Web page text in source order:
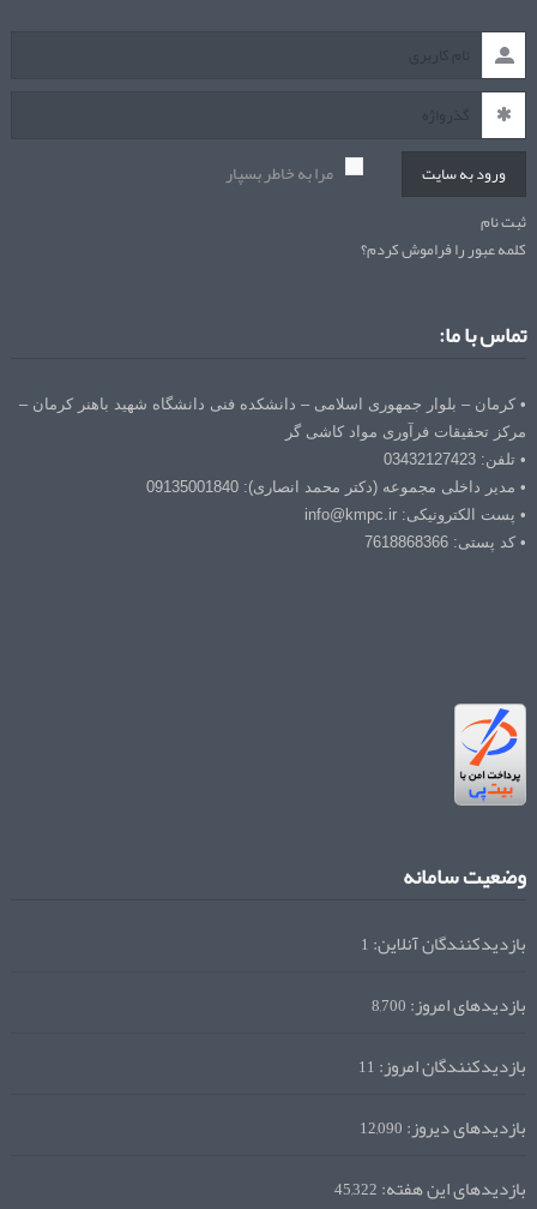
ورود به سایت مرا به خاطر بسپار
ثبت نام
کلمه عبور را فراموش کردم؟
تماس با ما:
• کرمان – بلوار جمهوری اسلامی – دانشکده فنی دانشگاه شهید باهنر کرمان –
مرکز تحقیقات فرآوری مواد کاشی گر
• تلفن: 03432127423
• مدیر داخلی مجموعه (دکتر محمد انصاری): 09135001840
• پست الکترونیکی: info@kmpc.ir
• کد پستی: 7618868366
وضعیت سامانه
بازدیدکنندگان آنلاین:1
بازدیدهای امروز:8,700
بازدیدکنندگان امروز:11
بازدیدهای دیروز:12,090
بازدیدهای این هفته:45,322